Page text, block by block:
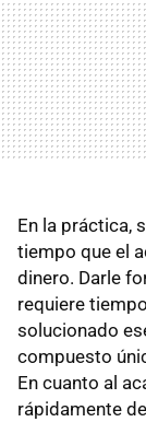
En la práctica,
tiempo que el
dinero. Darle
requiere
solucionado
compuesto
En cuanto al
rápidamente